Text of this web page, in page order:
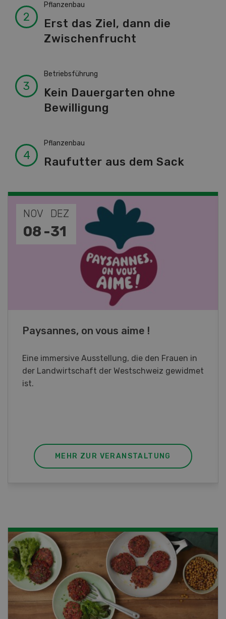
Pflanzenbau
Erst das Ziel, dann die
Zwischenfrucht
Betriebsführung
Kein Dauergarten ohne
Bewilligung
Pflanzenbau
Raufutter aus dem Sack
NOV
19 -
JAN
28
Fachkurs Aquakultur
Sind Sie in der Fischzucht tätig oder
interessieren Sie sich für das Thema? In
diesem Fall ist unser FBA-Weiterbildungskurs
MEHR ZUR VERANSTALTUNG